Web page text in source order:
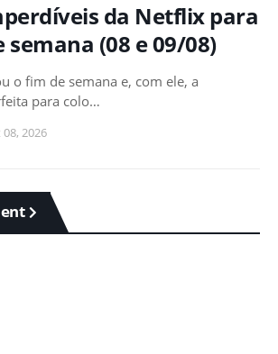
da Netflix para
semana (08 e 09/08)
o fim de semana e, com ele, a
para colo…
2026